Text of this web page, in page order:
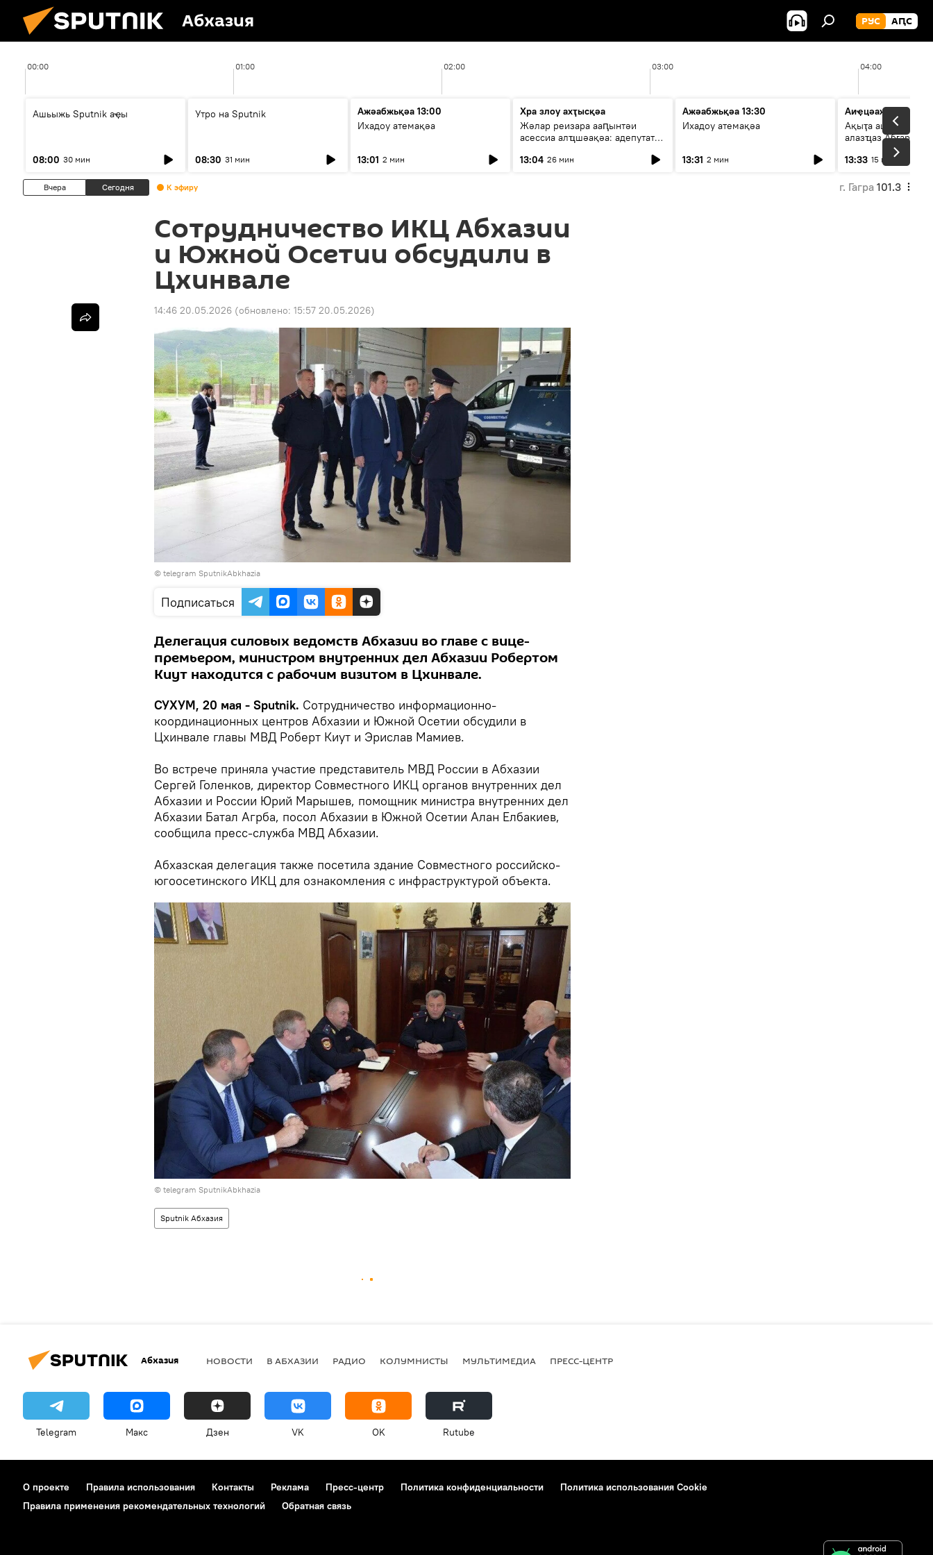
Абхазия РУС АԤС
00:00 01:00 02:00 03:00 04:00
Ашьыжь Sputnik аҿы
08:00 30 мин
Утро на Sputnik
08:30 31 мин
Ажәабжьқәа 13:00
Ихадоу атемақәа
13:01 2 мин
Хра злоу ахҭысқәа
Жәлар реизара ааԥынтәи
асессиа алҵшәақәа: адепутат
13:04 26 мин
Ажәабжьқәа 13:30
Ихадоу атемақәа
13:31 2 мин
Аиҿцәажәара
Ақыҭа ацхрааразы
алазҵаз
адепутат
13:33 15 мин
Вчера Сегодня К эфиру г. Гагра 101.3
Сотрудничество ИКЦ Абхазии
и Южной Осетии обсудили в
Цхинвале
14:46 20.05.2026 (обновлено: 15:57 20.05.2026)
© telegram SputnikAbkhazia
Подписаться
Делегация силовых ведомств Абхазии во главе с вице-
премьером, министром внутренних дел Абхазии Робертом
Киут находится с рабочим визитом в Цхинвале.
СУХУМ, 20 мая - Sputnik. Сотрудничество информационно-
координационных центров Абхазии и Южной Осетии обсудили в
Цхинвале главы МВД Роберт Киут и Эрислав Мамиев.
Во встрече приняла участие представитель МВД России в Абхазии
Сергей Голенков, директор Совместного ИКЦ органов внутренних дел
Абхазии и России Юрий Марышев, помощник министра внутренних дел
Абхазии Батал Агрба, посол Абхазии в Южной Осетии Алан Елбакиев,
сообщила пресс-служба МВД Абхазии.
Абхазская делегация также посетила здание Совместного российско-
югоосетинского ИКЦ для ознакомления с инфраструктурой объекта.
© telegram SputnikAbkhazia
Sputnik Абхазия
Абхазия НОВОСТИ В АБХАЗИИ РАДИО КОЛУМНИСТЫ МУЛЬТИМЕДИА ПРЕСС-ЦЕНТР
Telegram Макс Дзен VK OK Rutube
О проекте Правила использования Контакты Реклама Пресс-центр Политика конфиденциальности
Политика использования Cookie
Правила применения рекомендательных технологий
Обратная связь